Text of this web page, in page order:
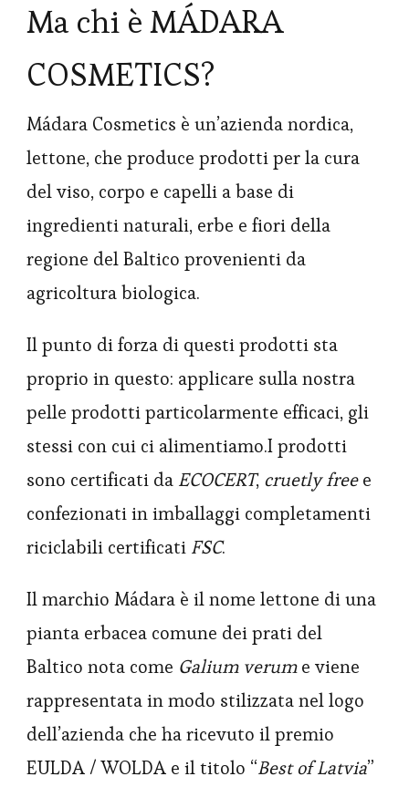
Ma chi è MÁDARA
COSMETICS?
Mádara Cosmetics è un’azienda nordica,
lettone, che produce prodotti per la cura
del viso, corpo e capelli a base di
ingredienti naturali, erbe e fiori della
regione del Baltico provenienti da
agricoltura biologica.
Il punto di forza di questi prodotti sta
proprio in questo: applicare sulla nostra
pelle prodotti particolarmente efficaci, gli
stessi con cui ci alimentiamo.I prodotti
sono certificati da ECOCERT, cruetly freee
confezionati in imballaggi completamenti
riciclabili certificati FSC.
Il marchio Mádara è il nome lettone di una
pianta erbacea comune dei prati del
Baltico nota come Galium verume viene
rappresentata in modo stilizzata nel logo
dell’azienda che ha ricevuto il premio
EULDA / WOLDA e il titolo “Best of Latvia”